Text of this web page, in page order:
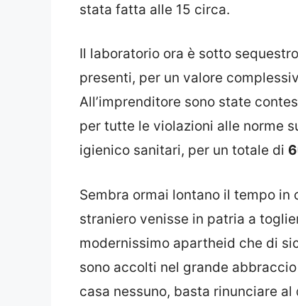
stata fatta alle 15 circa.
Il laboratorio ora è sotto
presenti, per un valore
All’imprenditore sono state
per tutte le violazioni alle norme
igienico sanitari, per un totale di
Sembra ormai lontano il tempo in
straniero venisse in patria a
modernissimo apartheid che di
sono accolti nel grande
casa nessuno, basta rinunciare al